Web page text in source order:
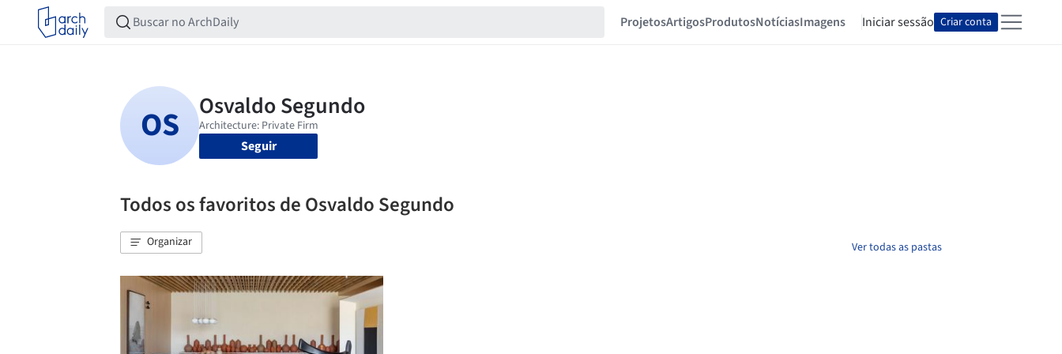
ProjetosArtigosProdutosNotíciasImagens Iniciar sessão Criar conta
Seguir
Todos os favoritos de Osvaldo Segundo
Organizar Ver todas as pastas